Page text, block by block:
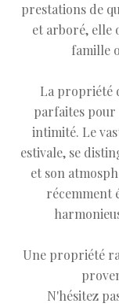
prestations de
et arboré, elle
famille
La propriété
parfaites
intimité. Le
estivale, se
et son
récemment
Une propriété
N'hésitez